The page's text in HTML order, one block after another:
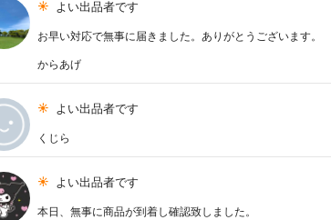
よい出品者です
お早い対応で無事に届きました。ありがとうございます。
からあげ
よい出品者です
くじら
よい出品者です
本日、無事に商品が到着し確認致しました。